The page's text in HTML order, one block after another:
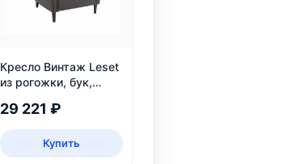
Кресло Винтаж Leset
из рогожки, бук,
в интернет-магазине
29 221 ₽
Купить